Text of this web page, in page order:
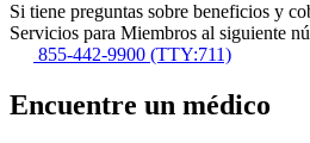
Si tiene preguntas sobre beneficios y
Servicios para Miembros al siguiente
855-442-9900 (TTY:711)
Encuentre un médico